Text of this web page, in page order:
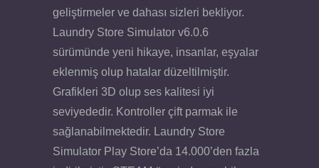
geliştirmeler ve dahası sizleri bekliyor.
Laundry Store Simulator v6.0.6
sürümünde yeni hikaye, insanlar, eşyalar
eklenmiş olup hatalar düzeltilmiştir.
Grafikleri 3D olup ses kalitesi iyi
seviyededir. Kontroller çift parmak ile
sağlanabilmektedir. Laundry Store
Simulator Play Store’da 14.000’den fazla